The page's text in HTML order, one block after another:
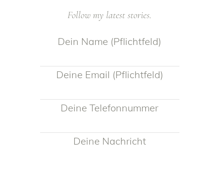
Follow my latest stories.
Dein Name (Pflichtfeld)
Deine Email (Pflichtfeld)
Deine Telefonnummer
Deine Nachricht